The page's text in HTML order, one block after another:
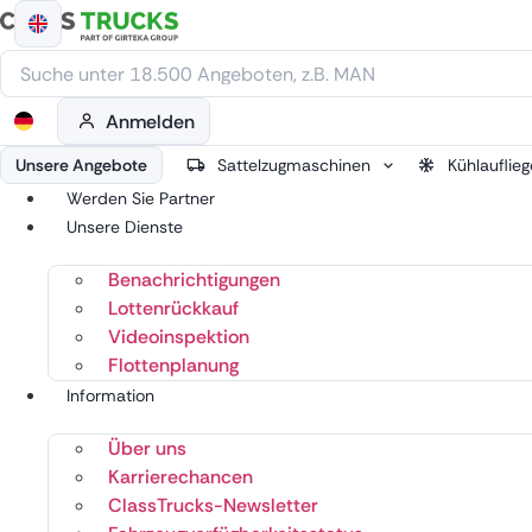
Zum
Inhalt
springen
Anmelden
Unsere Angebote Sattelzugmaschinen
Werden Sie Partner
Unsere Dienste
Benachrichtigungen
Lottenrückkauf
Videoinspektion
Flottenplanung
Information
Über uns
Karrierechancen
ClassTrucks-Newsletter